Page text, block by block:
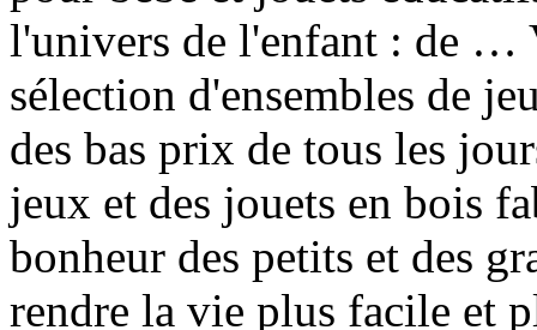
l'univers de l'enfant : de …
sélection d'ensembles de
des bas prix de tous les
jeux et des jouets en bois
bonheur des petits et des
rendre la vie plus facile et